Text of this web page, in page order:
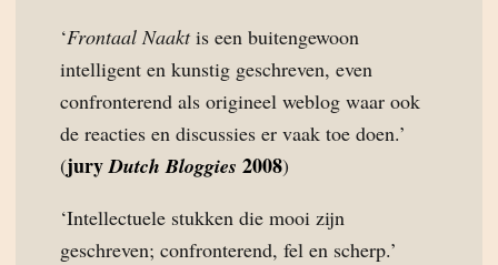
‘Frontaal Naaktis een buitengewoon
intelligent en kunstig geschreven, even
confronterend als origineel weblog waar ook
de reacties en discussies er vaak toe doen.’
(juryDutch Bloggies 2008)
‘Intellectuele stukken die mooi zijn
geschreven; confronterend, fel en scherp.’